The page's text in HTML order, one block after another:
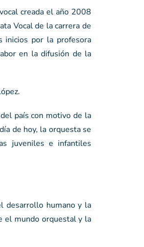
creada el año 2008
Vocal de la carrera de
inicios por la profesora
en la difusión de la
país con motivo de la
de hoy, la orquesta se
juveniles e infantiles
desarrollo humano y la
el mundo orquestal y la